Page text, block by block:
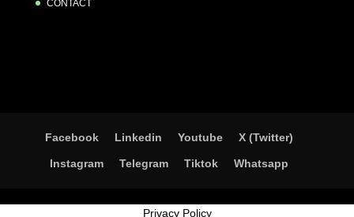
CONTACT
Facebook Linkedin Youtube X (Twitter)
Instagram Telegram Tiktok Whatsapp
Privacy Policy